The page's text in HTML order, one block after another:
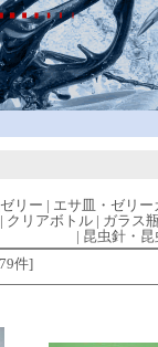
リー | エサ皿・ゼリ
| クリアボトル | ガラス
| 昆虫針・
件]